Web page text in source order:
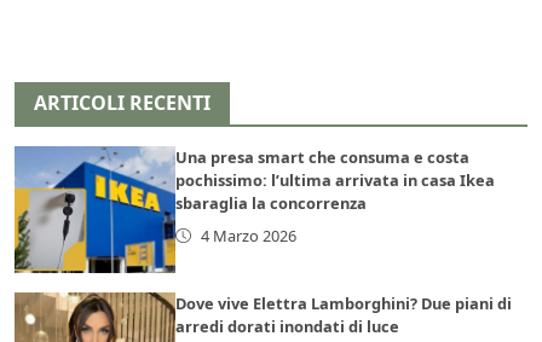
ARTICOLI RECENTI
Una presa smart che consuma e costa
pochissimo: l’ultima arrivata in casa Ikea
sbaraglia la concorrenza
4 Marzo 2026
Dove vive Elettra Lamborghini? Due piani di
arredi dorati inondati di luce